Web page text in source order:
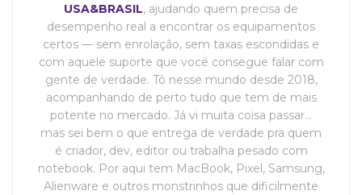
USA&BRASIL, ajudando quem precisa de
desempenho real a encontrar os equipamentos
certos — sem enrolação, sem taxas escondidas e
com aquele suporte que você consegue falar com
gente de verdade. Tô nesse mundo desde 2018,
acompanhando de perto tudo que tem de mais
potente no mercado. Já vi muita coisa passar…
mas sei bem o que entrega de verdade pra quem
é criador, dev, editor ou trabalha pesado com
notebook. Por aqui tem MacBook, Pixel, Samsung,
Alienware e outros monstrinhos que dificilmente